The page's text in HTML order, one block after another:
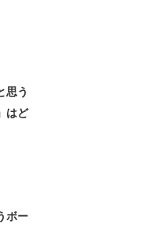
思う
はど
ボー